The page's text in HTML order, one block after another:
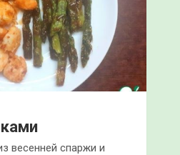
весенней спаржи и